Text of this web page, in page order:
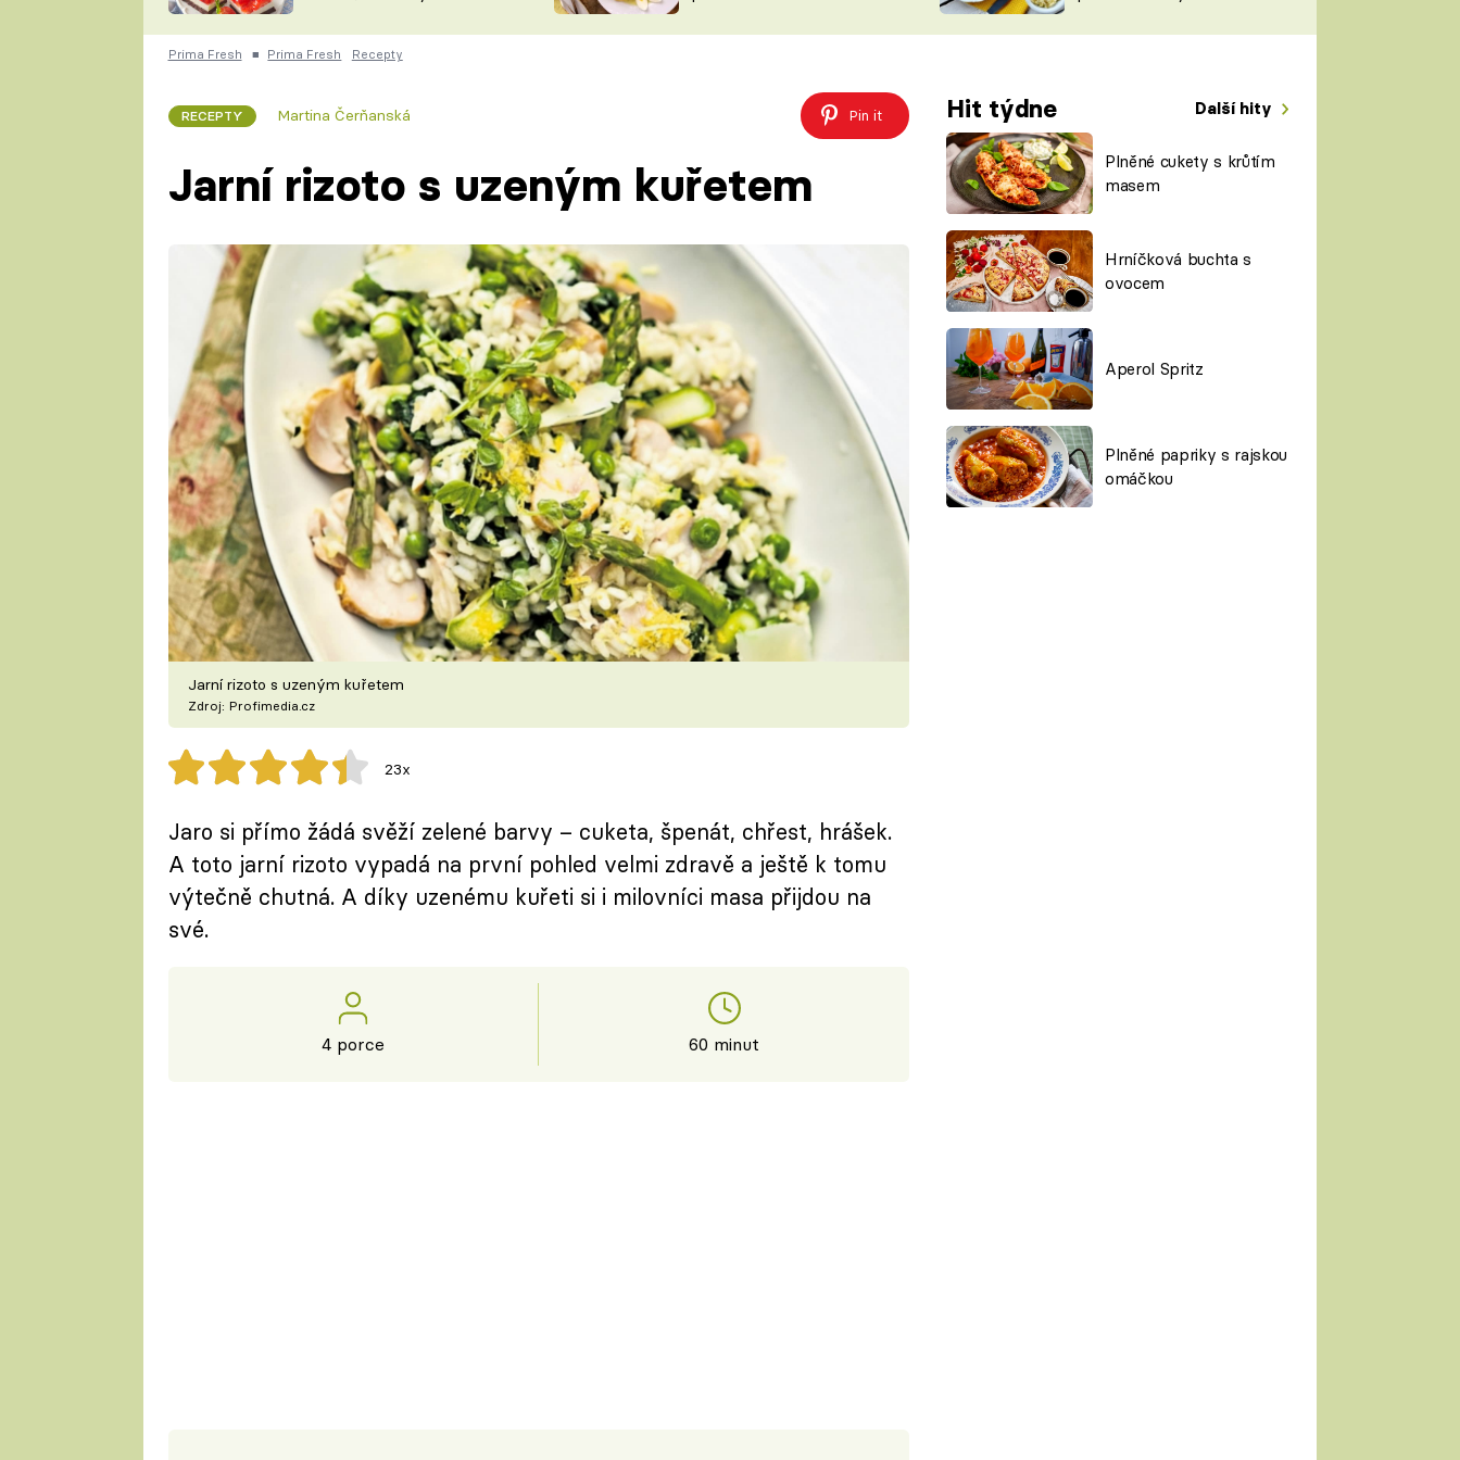
ČESKO NA TALÍŘI
KUCHAŘKA
VYCHYTÁVKY
ŠÉFREDAKTORKY
ČASOPIS
Prima Fresh ■ Prima Fresh Recepty
RECEPTY Martina Čerňanská Pin it Hit týdne Další hity
Plněné cukety s krůtím
masem
Hrníčková buchta s
ovocem
Aperol Spritz
Plněné papriky s rajskou
omáčkou
Jarní rizoto s uzeným kuřetem
Jarní rizoto s uzeným kuřetem
Zdroj: Profimedia.cz
23x
Jaro si přímo žádá svěží zelené barvy – cuketa, špenát, chřest, hrášek.
A toto jarní rizoto vypadá na první pohled velmi zdravě a ještě k tomu
výtečně chutná. A díky uzenému kuřeti si i milovníci masa přijdou na
své.
4 porce 60 minut